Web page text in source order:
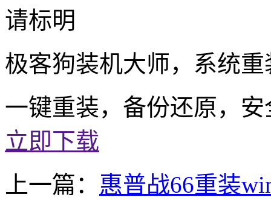
请标明
极客狗装机大师，系统
一键重装，备份还原，
立即下载
上一篇： 惠普战66重装